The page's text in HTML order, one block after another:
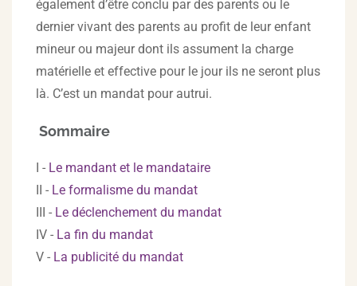
également d’être conclu par des parents ou le
dernier vivant des parents au profit de leur enfant
mineur ou majeur dont ils assument la charge
matérielle et effective pour le jour ils ne seront plus
là. C’est un mandat pour autrui.
Sommaire
I - Le mandant et le mandataire
II - Le formalisme du mandat
III - Le déclenchement du mandat
IV - La fin du mandat
V - La publicité du mandat